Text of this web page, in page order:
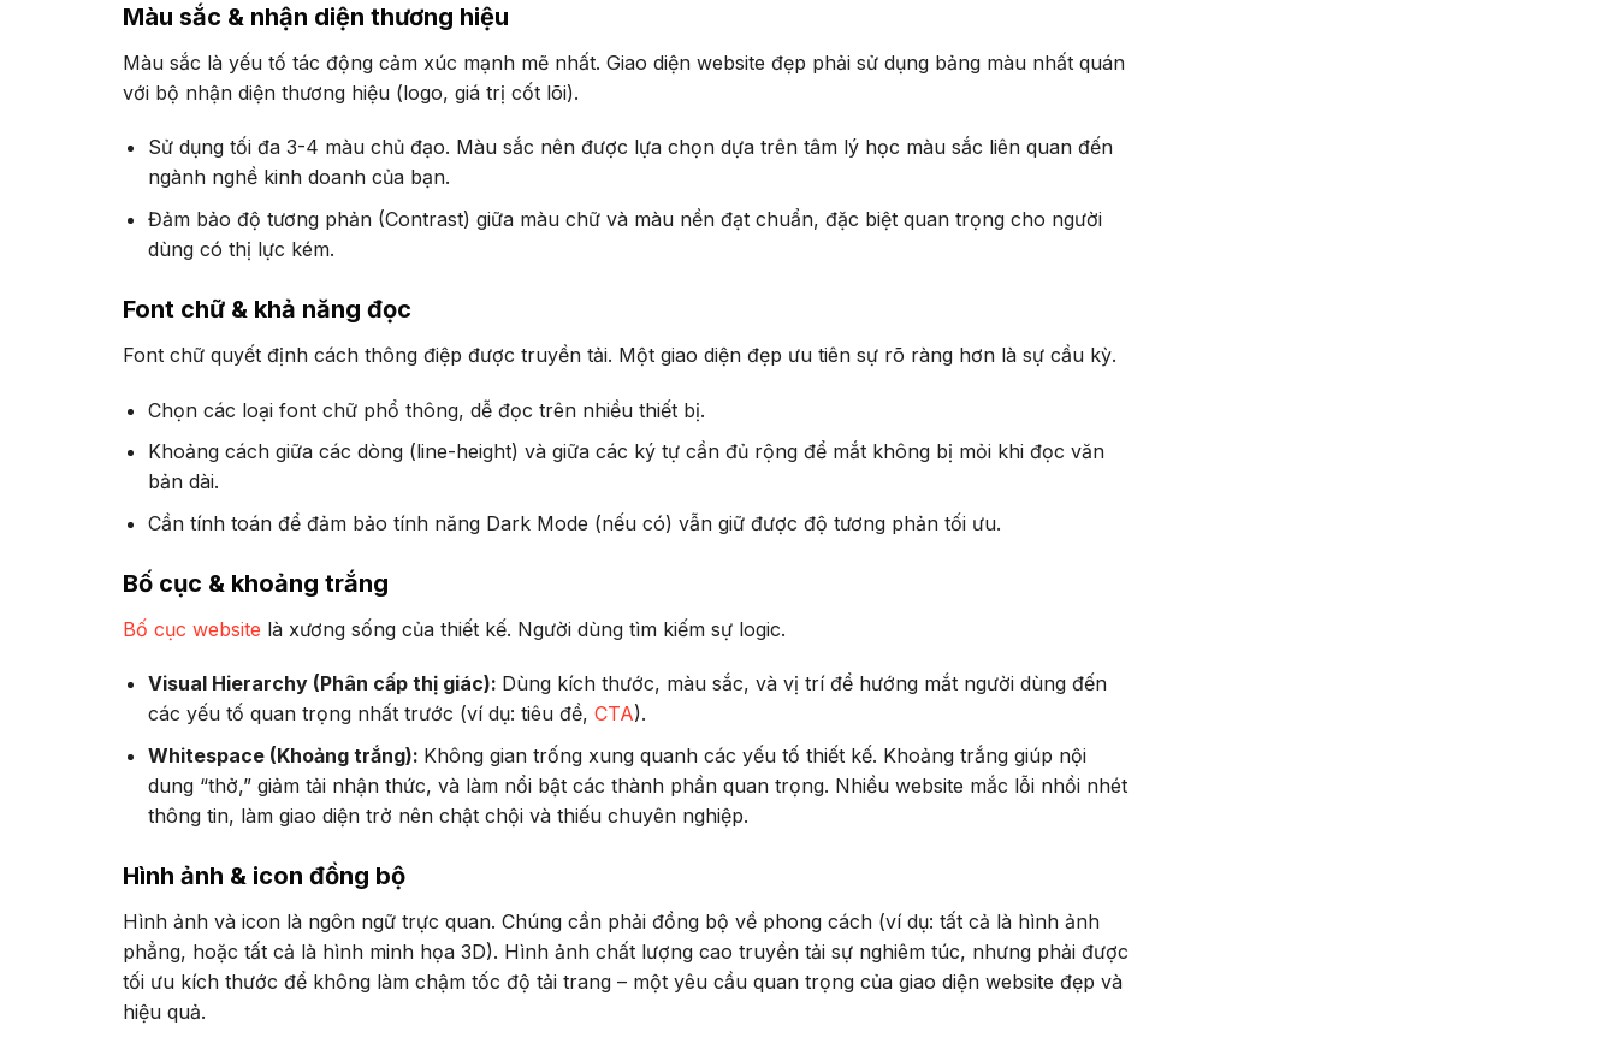
Màu sắc & nhận diện thương hiệu
Màu sắc là yếu tố tác động cảm xúc mạnh mẽ nhất. Giao diện website đẹp phải sử dụng bảng màu nhất quán
với bộ nhận diện thương hiệu (logo, giá trị cốt lõi).
Sử dụng tối đa 3-4 màu chủ đạo. Màu sắc nên được lựa chọn dựa trên tâm lý học màu sắc liên quan đến
ngành nghề kinh doanh của bạn.
Đảm bảo độ tương phản (Contrast) giữa màu chữ và màu nền đạt chuẩn, đặc biệt quan trọng cho người
dùng có thị lực kém.
Font chữ & khả năng đọc
Font chữ quyết định cách thông điệp được truyền tải. Một giao diện đẹp ưu tiên sự rõ ràng hơn là sự cầu kỳ.
Chọn các loại font chữ phổ thông, dễ đọc trên nhiều thiết bị.
Khoảng cách giữa các dòng (line-height) và giữa các ký tự cần đủ rộng để mắt không bị mỏi khi đọc văn
bản dài.
Cần tính toán để đảm bảo tính năng Dark Mode (nếu có) vẫn giữ được độ tương phản tối ưu.
Bố cục & khoảng trắng
Bố cục website là xương sống của thiết kế. Người dùng tìm kiếm sự logic.
Visual Hierarchy (Phân cấp thị giác): Dùng kích thước, màu sắc, và vị trí để hướng mắt người dùng đến
các yếu tố quan trọng nhất trước (ví dụ: tiêu đề, CTA).
Whitespace (Khoảng trắng): Không gian trống xung quanh các yếu tố thiết kế. Khoảng trắng giúp nội
dung “thở,” giảm tải nhận thức, và làm nổi bật các thành phần quan trọng. Nhiều website mắc lỗi nhồi nhét
thông tin, làm giao diện trở nên chật chội và thiếu chuyên nghiệp.
Hình ảnh & icon đồng bộ
Hình ảnh và icon là ngôn ngữ trực quan. Chúng cần phải đồng bộ về phong cách (ví dụ: tất cả là hình ảnh
phẳng, hoặc tất cả là hình minh họa 3D). Hình ảnh chất lượng cao truyền tải sự nghiêm túc, nhưng phải được
tối ưu kích thước để không làm chậm tốc độ tải trang – một yêu cầu quan trọng của giao diện website đẹp và
hiệu quả.